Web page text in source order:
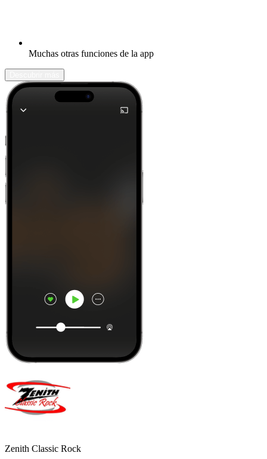
Muchas otras funciones de la app
Zenith Classic Rock